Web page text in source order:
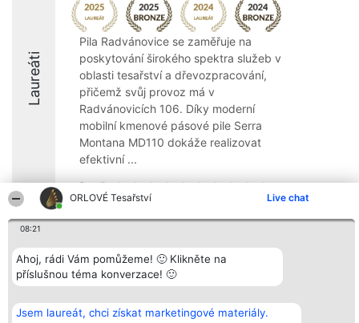
ORLOVÉ Tesařství Live chat
08:21
Ahoj, rádi Vám pomůžeme! 🙂 Klikněte na
příslušnou téma konverzace! 🙂
Jsem laureát, chci získat marketingové materiály.
Laureáti
Pila Radvánovice se zaměřuje na
poskytování širokého spektra služeb v
oblasti tesařství a dřevozpracování,
přičemž svůj provoz má v
Radvánovicích 106. Díky moderní
mobilní kmenové pásové pile Serra
Montana MD110 dokáže realizovat
efektivní ...
8.4
Organizátor hlasování
Bright Side Solutions sp. z o.
o. sp. k.
ul. Ruska 22
KRS 0000749100 | Regon
381313360 | NIP 8943132676
Plebiscyt
Vítězové
Seznam všech
laureátů
Pravidla
Zásady
Kontakt